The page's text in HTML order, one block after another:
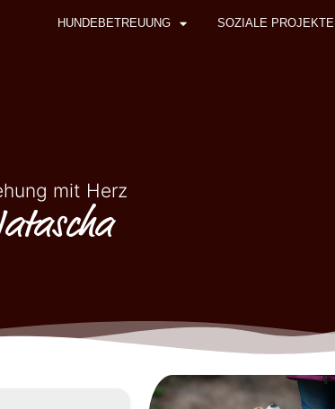
HUNDEBETREUUNG SOZIALE PROJEKTE
mit Herz